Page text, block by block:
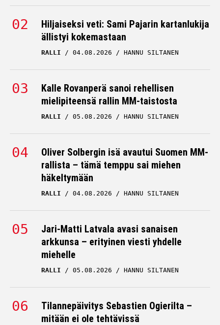
Hiljaiseksi veti: Sami Pajarin kartanlukija
ällistyi kokemastaan
RALLI 04.08.2026 HANNU SILTANEN
Kalle Rovanperä sanoi rehellisen
mielipiteensä rallin MM-taistosta
RALLI 05.08.2026 HANNU SILTANEN
Oliver Solbergin isä avautui Suomen MM-
rallista – tämä temppu sai miehen
häkeltymään
RALLI 04.08.2026 HANNU SILTANEN
Jari-Matti Latvala avasi sanaisen
arkkunsa – erityinen viesti yhdelle
miehelle
RALLI 05.08.2026 HANNU SILTANEN
Tilannepäivitys Sebastien Ogierilta –
mitään ei ole tehtävissä